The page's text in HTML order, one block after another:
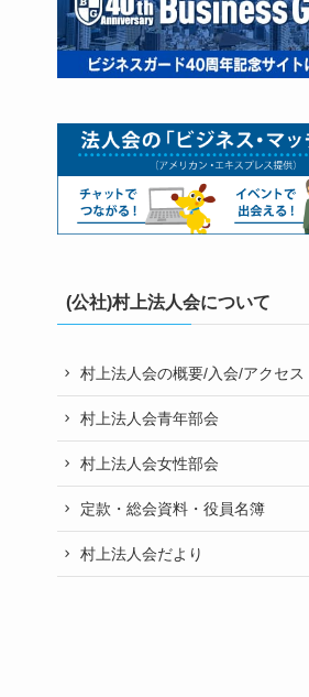
(公社)村上法人会について
村上法人会の概要/入会/アクセス
村上法人会青年部会
村上法人会女性部会
定款・総会資料・役員名簿
村上法人会だより